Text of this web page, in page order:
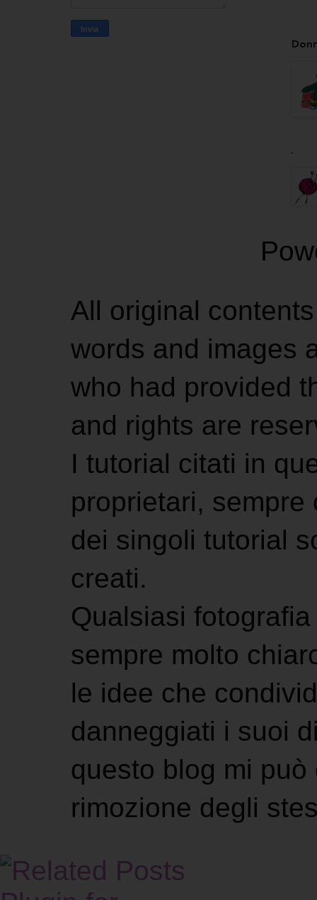
.
All original
words and images
who had provided
and rights are
I tutorial citati in
proprietari,
dei singoli tutorial
creati.
Qualsiasi
sempre molto
le idee che
danneggiati i suoi
questo blog mi
rimozione degli